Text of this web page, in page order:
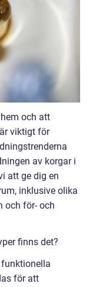
och att
viktigt för
av korgar i
att ge dig en
inklusive olika
och för- och
finns det?
för att